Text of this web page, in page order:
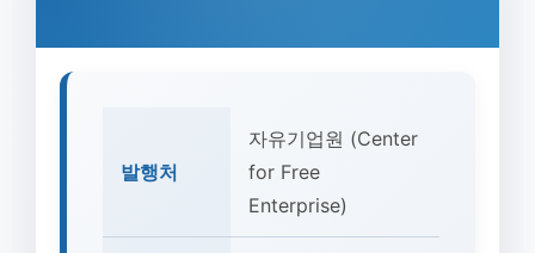
발행처
자유기업원 (Center
for Free
Enterprise)